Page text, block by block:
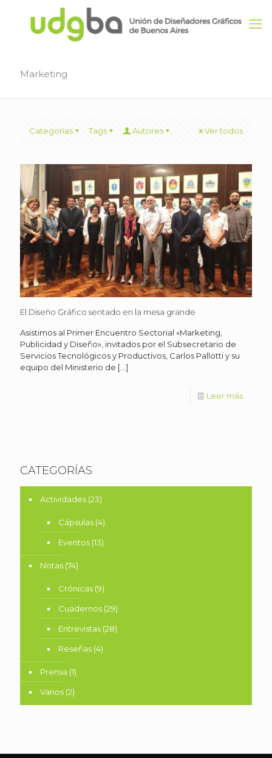
Marketing
Categorías Tags Autores Ver todos
El Diseño Gráfico sentado en la mesa grande
Asistimos al Primer Encuentro Sectorial «Marketing,
Publicidad y Diseño», invitados por el Subsecretario de
Servicios Tecnológicos y Productivos, Carlos Pallotti y su
equipo del Ministerio de […]
Leer más
CATEGORÍAS
Actividades (23)
Cápsulas (4)
Eventos (13)
Notas (74)
Crónicas (9)
Cuadernos (29)
Entrevistas (28)
Reseñas (4)
Prensa (1)
Varios (2)